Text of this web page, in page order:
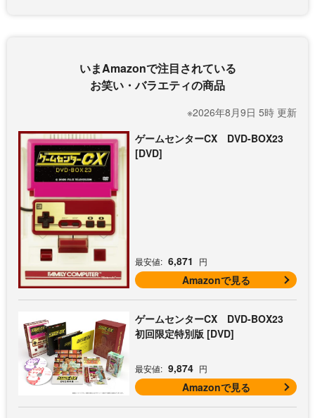
いまAmazonで注目されている
お笑い・バラエティの商品
※2026年8月9日 5時 更新
ゲームセンターCX DVD-BOX23
[DVD]
最安値: 6,871 円
Amazonで見る
ゲームセンターCX DVD-BOX23
初回限定特別版 [DVD]
最安値: 9,874 円
Amazonで見る